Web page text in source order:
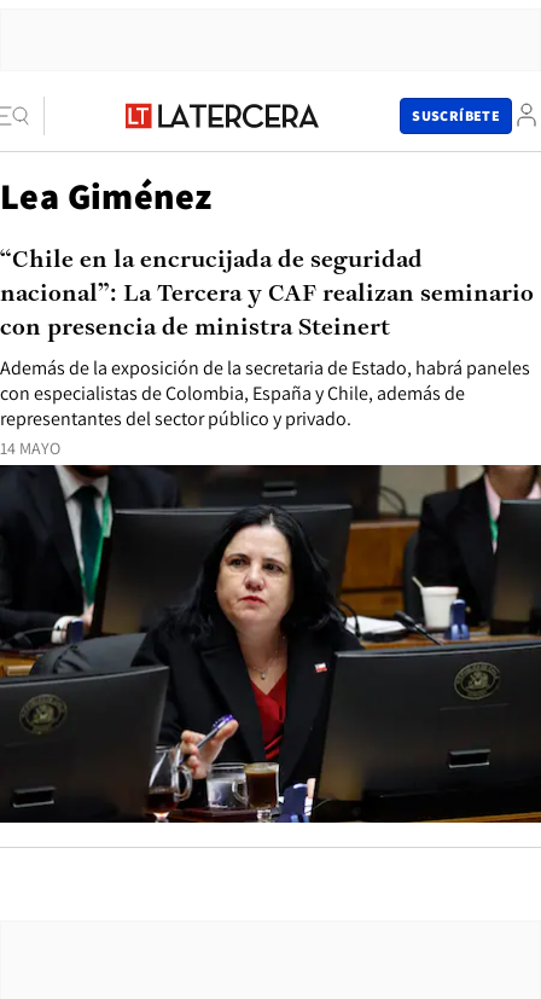
SUSCRÍBETE
Lea Giménez
14 MAYO
Además de la exposición de la secretaria de Estado, habrá paneles
con especialistas de Colombia, España y Chile, además de
representantes del sector público y privado.
“Chile en la encrucijada de seguridad
nacional”: La Tercera y CAF realizan seminario
con presencia de ministra Steinert